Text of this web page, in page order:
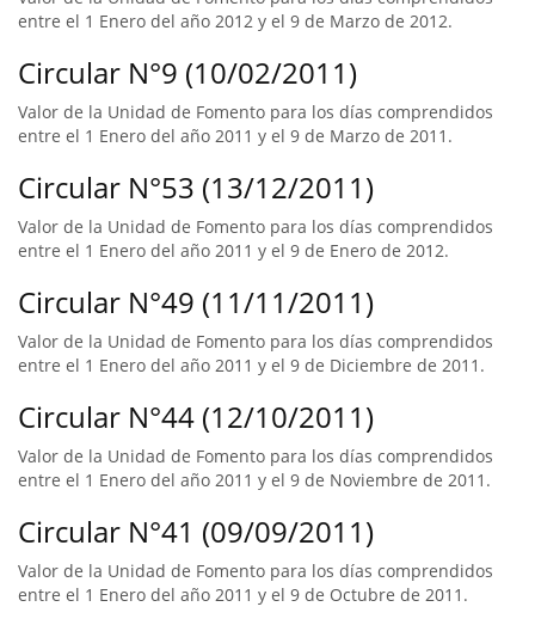
entre el 1 Enero del año 2012 y el 9 de Marzo de 2012.
Circular N°9 (10/02/2011)
Valor de la Unidad de Fomento para los días comprendidos
entre el 1 Enero del año 2011 y el 9 de Marzo de 2011.
Circular N°53 (13/12/2011)
Valor de la Unidad de Fomento para los días comprendidos
entre el 1 Enero del año 2011 y el 9 de Enero de 2012.
Circular N°49 (11/11/2011)
Valor de la Unidad de Fomento para los días comprendidos
entre el 1 Enero del año 2011 y el 9 de Diciembre de 2011.
Circular N°44 (12/10/2011)
Valor de la Unidad de Fomento para los días comprendidos
entre el 1 Enero del año 2011 y el 9 de Noviembre de 2011.
Circular N°41 (09/09/2011)
Valor de la Unidad de Fomento para los días comprendidos
entre el 1 Enero del año 2011 y el 9 de Octubre de 2011.